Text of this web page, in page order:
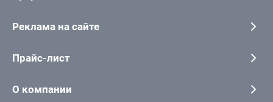
Реклама на сайте
Прайс-лист
О компании